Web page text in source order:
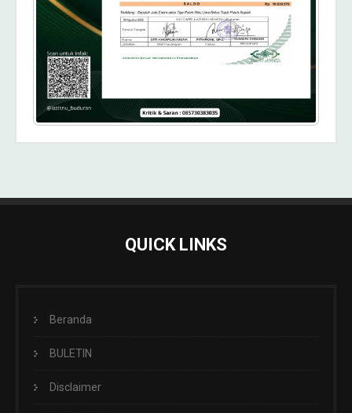
QUICK LINKS
Beranda
BULETIN
Disclaimer